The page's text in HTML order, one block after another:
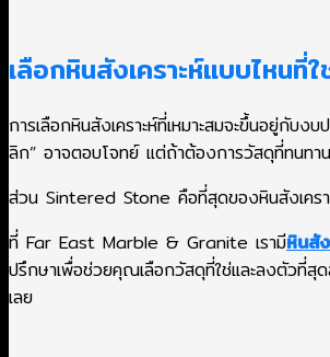
เลือกหินสังเคราะห์แบบไหนที่
การเลือกหินสังเคราะห์ที่เหมาะสมจะขึ้นอยู่กับ
ลิก” อาจตอบโจทย์ แต่ถ้าต้องการวัสดุที่ทนทา
ส่วน Sintered Stone คือที่สุดของหินสังเครา
ที่ Far East Marble & Granite เรามีหินสัง
ปรึกษาเพื่อช่วยคุณเลือกวัสดุที่ใช่และลงตัวที่สุ
เลย